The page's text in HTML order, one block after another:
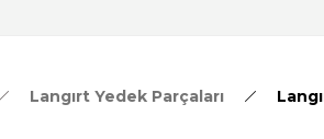
Langırt Yedek Parçaları